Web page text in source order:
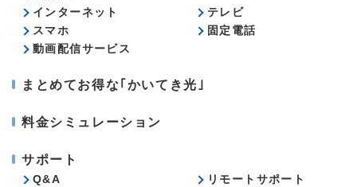
インターネット
テレビ
スマホ
固定電話
動画配信サービス
まとめてお得な｢かいてき光｣
料金シミュレーション
サポート
Q&A
リモートサポート